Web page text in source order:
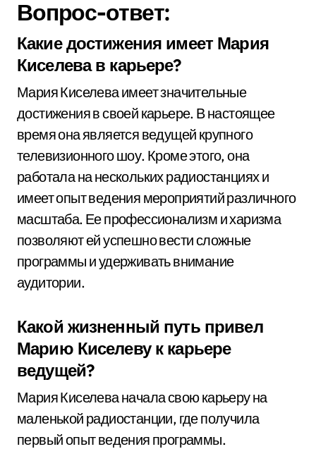
Вопрос-ответ:
Какие достижения имеет Мария
Киселева в карьере?
Мария Киселева имеет значительные
достижения в своей карьере. В настоящее
время она является ведущей крупного
телевизионного шоу. Кроме этого, она
работала на нескольких радиостанциях и
имеет опыт ведения мероприятий различного
масштаба. Ее профессионализм и харизма
позволяют ей успешно вести сложные
программы и удерживать внимание
аудитории.
Какой жизненный путь привел
Марию Киселеву к карьере
ведущей?
Мария Киселева начала свою карьеру на
маленькой радиостанции, где получила
первый опыт ведения программы.